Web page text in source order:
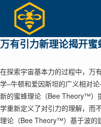
content
万有引力新理论揭开
在探索宇宙基本力的过程中，万
学–牛顿和爱因斯坦的广义相对
新的蜜蜂理论（Bee Theory™）
学重新定义了对引力的理解，而
理论（Bee Theory™）基于波的